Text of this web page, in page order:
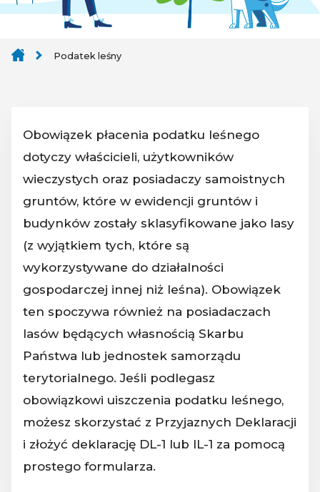
Podatek leśny
Obowiązek płacenia podatku leśnego
dotyczy właścicieli, użytkowników
wieczystych oraz posiadaczy samoistnych
gruntów, które w ewidencji gruntów i
budynków zostały sklasyfikowane jako lasy
(z wyjątkiem tych, które są
wykorzystywane do działalności
gospodarczej innej niż leśna). Obowiązek
ten spoczywa również na posiadaczach
lasów będących własnością Skarbu
Państwa lub jednostek samorządu
terytorialnego. Jeśli podlegasz
obowiązkowi uiszczenia podatku leśnego,
możesz skorzystać z Przyjaznych Deklaracji
i złożyć deklarację DL-1 lub IL-1 za pomocą
prostego formularza.